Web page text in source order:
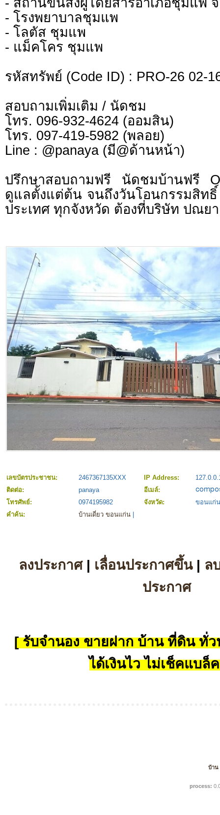
- โรงพยาบาลชุมแพ
- โลตัส ชุมแพ
- แม็คโคร ชุมแพ
รหัสทรัพย์ (Code ID) : PRO-26 02-
สอบถามเพิ่มเติม / นัดชม
โทร. 096-932-4624 (ออมสิน)
โทร. 097-419-5982 (พลอย)
Line : @panaya (มี@ด้านหน้า)
ปรึกษาสอบถามฟรี นัดชมบ้านฟรี
ดูแลตั้งแต่ต้น จนถึงวันโอนกรรมสิท
ประเทศ ทุกจังหวัด ต้องที่บริษัท ปณย
เลขบัตรประชาชน: 2467367135XXX IP Address:
ติดต่อ:
panaya
อีเมล์:
โทรศัพย์:
0974195982 จังหวัด:
ขอนแก่น
คำค้น:
บ้านเดี่ยว ขอนแก่น
ลงประกาศ| เลื่อนประกาศขึ้น| ล
ประกาศ
[ รับจำนอง ขายฝาก บ้าน ที่ดิน ทั่ว
ได้เงินไว ไม่เช็คแบล็
บ้าน
process: